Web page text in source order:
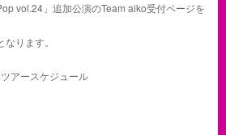
vol.24」追加公演のTeam aiko受付ページを
ります。
アースケジュール